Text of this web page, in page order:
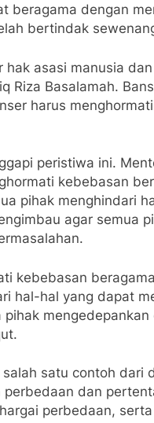
beragama dengan
bertindak
hak asasi manusia
Riza Basalamah.
harus
peristiwa ini.
kebebasan
pihak menghindari
agar semua
kebebasan
hal-hal yang dapat
pihak
satu contoh dari
dan
perbedaan,